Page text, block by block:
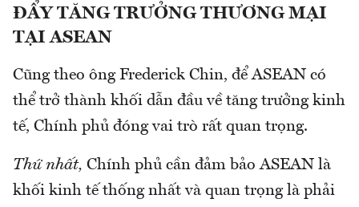
ĐẨY TĂNG TRƯỞNG THƯƠNG MẠI
TẠI ASEAN
Cũng theo ông Frederick Chin, để ASEAN có
thể trở thành khối dẫn đầu về tăng trưởng kinh
tế, Chính phủ đóng vai trò rất quan trọng.
Thứ nhất, Chính phủ cần đảm bảo ASEAN là
khối kinh tế thống nhất và quan trọng là phải